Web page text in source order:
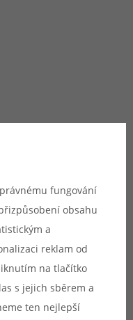
fungování
obsahu
a
reklam od
na tlačítko
s jejich sběrem a
ten nejlepší